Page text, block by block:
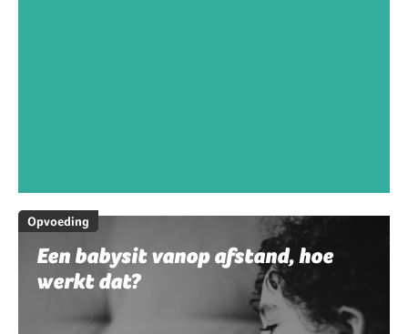
Opvoeding
Een babysit vanop afstand, hoe
werkt dat?